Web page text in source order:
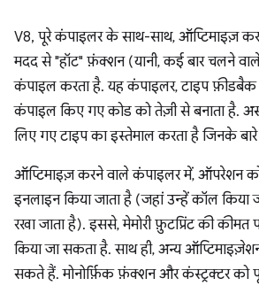
V8, पूरे कंपाइलर के साथ-साथ, ऑप्टिमाइज़
मदद से "हॉट" फ़ंक्शन (यानी, कई बार चलने
कंपाइल करता है. यह कंपाइलर, टाइप
कंपाइल किए गए कोड को तेज़ी से बनाता है.
लिए गए टाइप का इस्तेमाल करता है जिनके
ऑप्टिमाइज़ करने वाले कंपाइलर में, ऑपरेशन को
इनलाइन किया जाता है (जहां उन्हें कॉल किया
रखा जाता है). इससे, मेमोरी फ़ुटप्रिंट की कीमत
किया जा सकता है. साथ ही, अन्य
सकते हैं. मोनोर्फ़िक फ़ंक्शन और कंस्ट्रक्टर को